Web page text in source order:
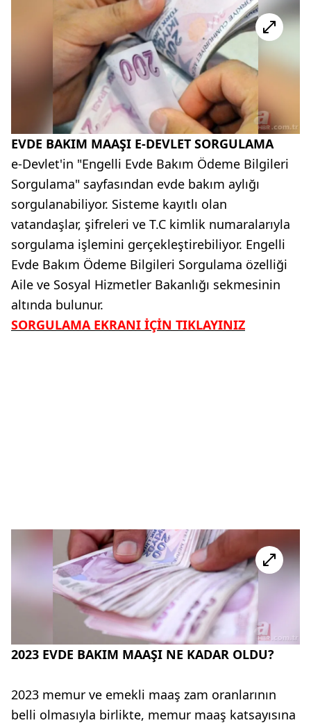
EVDE BAKIM MAAŞI E-DEVLET SORGULAMA
e-Devlet'in "Engelli Evde Bakım Ödeme Bilgileri
Sorgulama" sayfasından evde bakım aylığı
sorgulanabiliyor. Sisteme kayıtlı olan
vatandaşlar, şifreleri ve T.C kimlik numaralarıyla
sorgulama işlemini gerçekleştirebiliyor. Engelli
Evde Bakım Ödeme Bilgileri Sorgulama özelliği
Aile ve Sosyal Hizmetler Bakanlığı sekmesinin
altında bulunur.
SORGULAMA EKRANI İÇİN TIKLAYINIZ
2023 EVDE BAKIM MAAŞI NE KADAR OLDU?
2023 memur ve emekli maaş zam oranlarının
belli olmasıyla birlikte, memur maaş katsayısına